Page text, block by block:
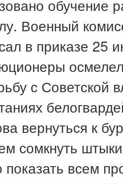
обучение
Военный
в приказе 25
с Советской
вернуться к
сомкнуть
всем